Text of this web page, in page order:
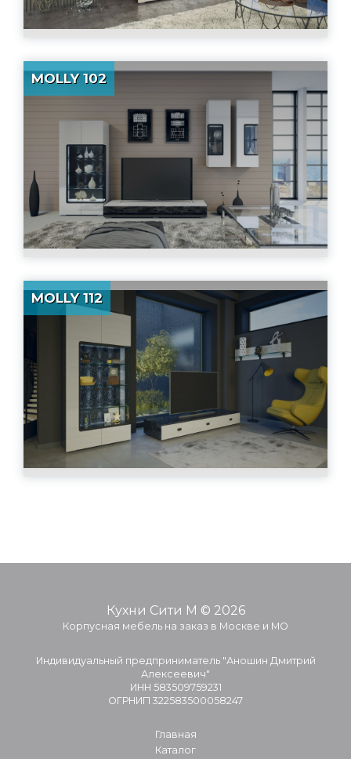
MOLLY 102
MOLLY 112
Кухни Сити М © 2026
Корпусная мебель на заказ в Москве и МО
Индивидуальный предприниматель "Аношин Дмитрий
Алексеевич"
ИНН 583509759231
ОГРНИП 322583500058247
Главная
Каталог